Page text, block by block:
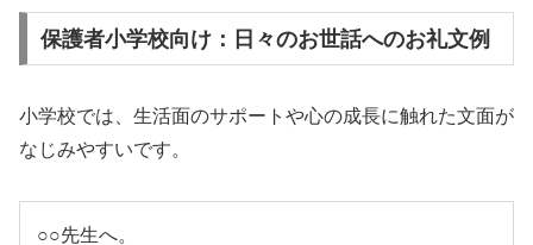
保護者小学校向け：日々のお世話へのお礼文例
小学校では、生活面のサポートや心の成長に触れた文面が
なじみやすいです。
○○先生へ。